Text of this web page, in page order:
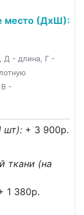
место (ДxШ):
Д - длина, Г -
В -
шт): + 3 900p.
ткани (на
1 380p.